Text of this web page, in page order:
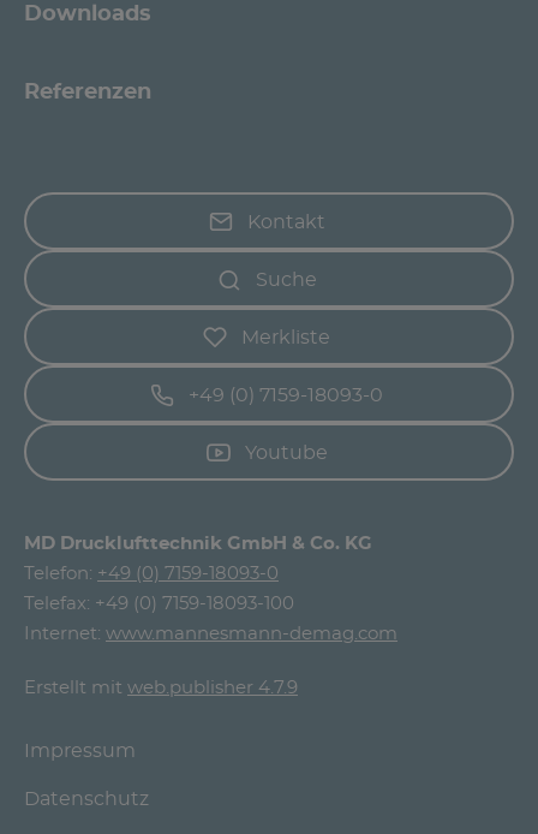
Downloads
Referenzen
Kontakt
Suche
Merkliste
+49 (0) 7159-18093-0
Youtube
MD Drucklufttechnik GmbH & Co. KG
Telefon: +49 (0) 7159-18093-0
Telefax: +49 (0) 7159-18093-100
Internet: www.mannesmann-demag.com
Erstellt mit web.publisher 4.7.9
Impressum
Datenschutz